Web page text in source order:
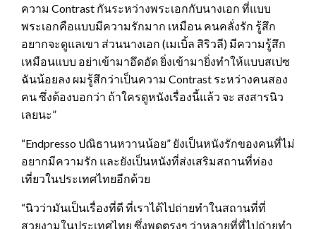
ความ Contrast กันระหว่างพระเอกกับนางเอก ที่แบบ
พระเอกคือแบบมีความรักมาก เหมือน คนคลั่งรัก รู้สึก
อยากจะดูแลเขา ส่วนนางเอก (เมเบิ้ล สิริวลี) มีความรู้สึก
เหมือนแบบ อย่าเข้ามาอึดอัด ยิ่งเข้ามายิ่งทําให้แบบสเปซ
ฉันน้อยลง ผมรู้สึกว่าเป็นความ Contrast ระหว่างคนสอง
คน ซึ่งต้องบอกว่า ถ้าใครดูหนังเรื่องนี้แล้ว จะ สงสารนิว
เลยนะ”
“Endpresso ปณิธานหวานน้อย” ยังเป็นหนังรักของคนที่ไม่
อยากมีความรัก และยังเป็นหนังที่ส่งเสริมสถานที่ท่อง
เที่ยวในประเทศไทยอีกด้วย
“นิวว่ามันเป็นเรื่องที่ดี ที่เราได้ไปถ่ายทําในสถานที่ที่
สวยงามในประเทศไทย ซึ่งพูดตรงๆ ว่าหลายที่ที่ไปถ่ายทำ